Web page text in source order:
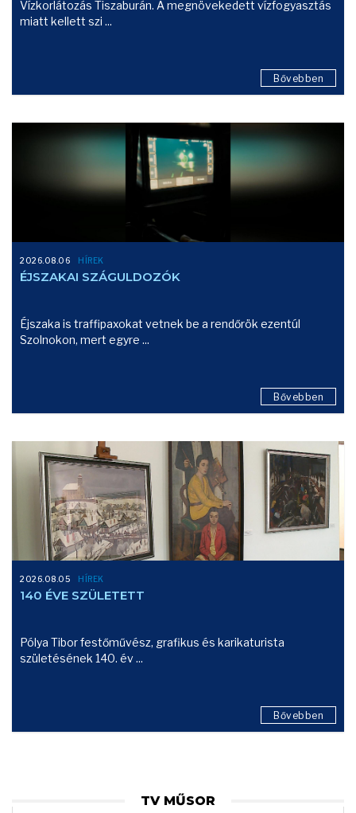
Vízkorlátozás Tiszaburán. A megnövekedett vízfogyasztás
miatt kellett szi ...
Bővebben
2026.08.06 HÍREK
ÉJSZAKAI SZÁGULDOZÓK
Éjszaka is traffipaxokat vetnek be a rendőrök ezentúl
Szolnokon, mert egyre ...
Bővebben
2026.08.05 HÍREK
140 ÉVE SZÜLETETT
Pólya Tibor festőművész, grafikus és karikaturista
születésének 140. év ...
Bővebben
TV MŰSOR